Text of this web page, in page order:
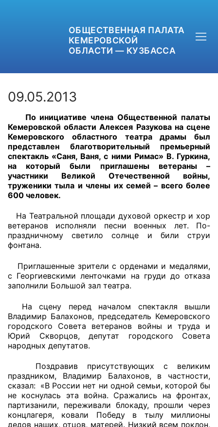
ОБЩЕСТВЕННАЯ ПАЛАТА
КЕМЕРОВСКОЙ
ОБЛАСТИ — КУЗБАССА
+7 (3842) 58-82-40
OPKO42@BK.RU
ОБРАТНАЯ СВЯЗЬ
Главная
Общественные советы при территориальных
исполнительной власти
Общественные советы по проведению
независимой оценки качества условий
оказания услуг
О Палате
Структура Палаты
Комиссии
09.05.2013
По инициативе члена Общественной палаты
Кемеровской области Алексея Разукова на сцене
Кемеровского областного театра драмы был
представлен благотворительный премьерный
спектакль «Саня, Ваня, с ними Римас» В. Гуркина,
на который были приглашены ветераны –
участники Великой Отечественной войны,
труженики тыла и члены их семей – всего более
600 человек.
На Театральной площади духовой оркестр и хор
ветеранов исполняли песни военных лет. По-
праздничному светило солнце и били струи
фонтана.
Приглашенные зрители с орденами и медалями,
с Георгиевскими ленточками на груди до отказа
заполнили Большой зал театра.
На сцену перед началом спектакля вышли
Владимир Балахонов, председатель Кемеровского
городского Совета ветеранов войны и труда и
Юрий Скворцов, депутат городского Совета
народных депутатов.
Поздравив присутствующих с великим
праздником, Владимир Балахонов, в частности,
сказал: «В России нет ни одной семьи, которой бы
не коснулась эта война. Сражались на фронтах,
партизанили, переживали блокаду, прошли через
концлагеря, ковали Победу в тылу миллионы
дедов наших, отцов, матерей. Низкий всем поклон,